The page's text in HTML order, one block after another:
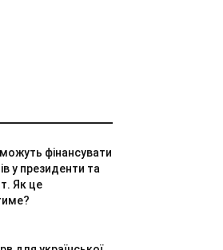
фінансувати
у президенти та
Як це